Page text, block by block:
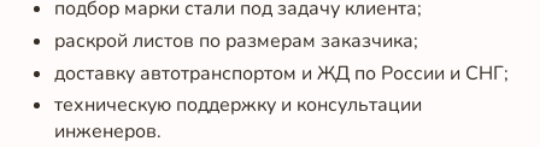
подбор марки стали под задачу клиента;
раскрой листов по размерам заказчика;
доставку автотранспортом и ЖД по России и СНГ;
техническую поддержку и консультации
инженеров.